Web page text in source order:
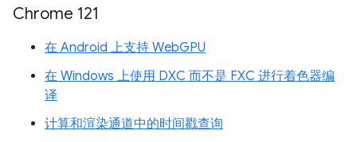
Chrome 121
在 Android 上支持 WebGPU
在 Windows 上使用 DXC 而不是 FXC 进行着色器编
译
计算和渲染通道中的时间戳查询